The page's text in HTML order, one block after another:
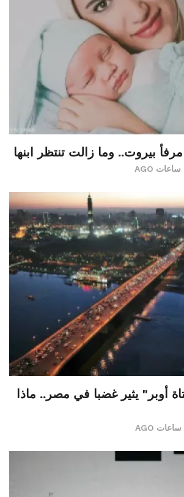
بيروت.. وما زالت تنتظر ابنها
أوبر" يثير غضبا في مصر.. ماذا